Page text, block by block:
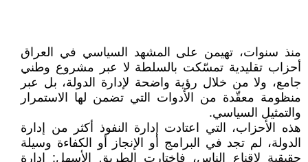
منذ سنوات، تهيمن على المشهد السياسي في العراق
أحزاب تقليدية تمسّكت بالسلطة لا عبر مشروع وطني
جامع، ولا من خلال رؤية واضحة لإدارة الدولة، بل عبر
منظومة معقّدة من الأدوات التي تضمن لها الاستمرار
والتمثيل السياسي.
هذه الأحزاب، التي اعتادت إدارة النفوذ أكثر من إدارة
الدولة، لم تجد في البرامج أو الإنجاز أو الكفاءة وسيلة
حقيقية لإقناع الناس، فاختارت الطريق الأسهل: إدارة